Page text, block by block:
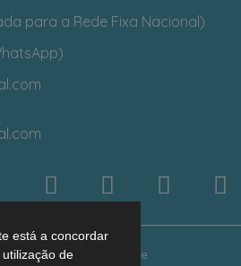
está a concordar
de
para a Rede Fixa Nacional)
Política de Privacidade